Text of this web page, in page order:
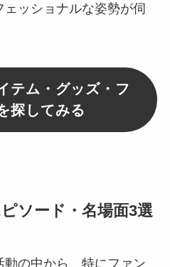
ッショナルな姿勢が伺
テム・グッズ・フ
探してみる
ソード・名場面3選
の中から、特にファン